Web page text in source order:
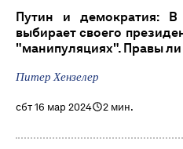
Путин и демократия:
выбирает своего
"манипуляциях". Правы ли
Питер Хензелер
сбт 16 мар 2024 2 мин.